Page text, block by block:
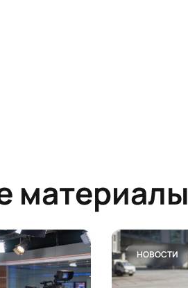
материалы
НОВОСТИ